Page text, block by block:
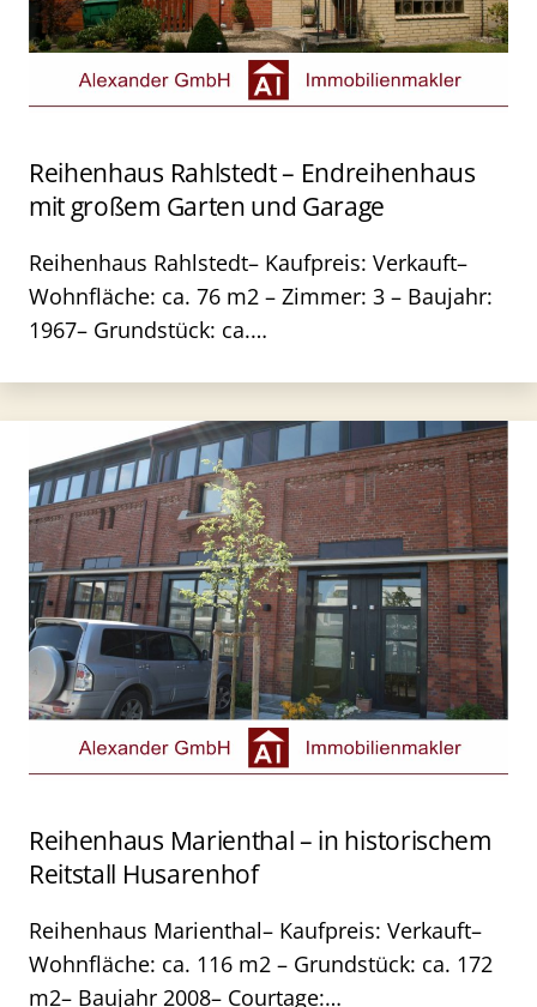
Reihenhaus Rahlstedt – Endreihenhaus
mit großem Garten und Garage
Reihenhaus Rahlstedt– Kaufpreis: Verkauft–
Wohnfläche: ca. 76 m2 – Zimmer: 3 – Baujahr:
1967– Grundstück: ca.…
Reihenhaus Marienthal – in historischem
Reitstall Husarenhof
Reihenhaus Marienthal– Kaufpreis: Verkauft–
Wohnfläche: ca. 116 m2 – Grundstück: ca. 172
m2– Baujahr 2008– Courtage:…